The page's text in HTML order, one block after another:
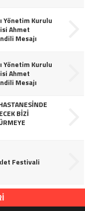
Yönetim Kurulu
Ahmet
Mesajı
Yönetim Kurulu
Ahmet
Mesajı
BİZİ
Festivali